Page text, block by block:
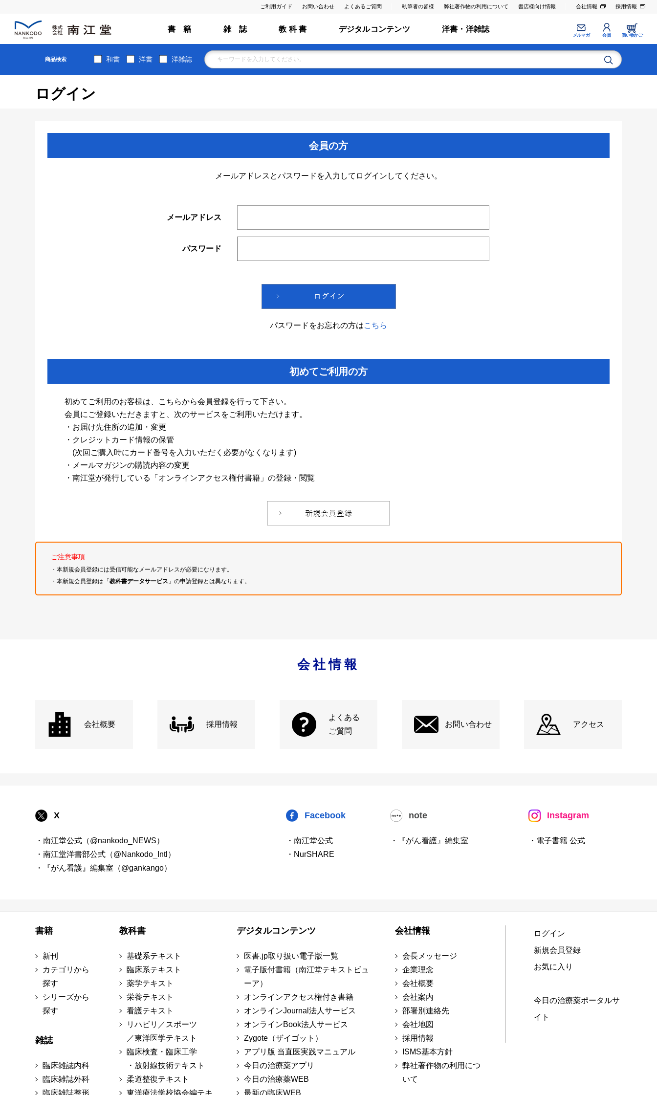
ご利用ガイド お問い合わせ よくあるご質問 執筆者の皆様 弊社著作物の利用について 書店様向け情報 会社情報 採用情報
書 籍 雑 誌 教 科 書 デジタルコンテンツ 洋書・洋雑誌
メルマガ 会員 買い物かご
商品検索 和書 洋書 洋雑誌
ログイン
会員の方
メールアドレスとパスワードを入力してログインしてください。
メールアドレス
パスワード
パスワードをお忘れの方はこちら
初めてご利用の方
初めてご利用のお客様は、こちらから会員登録を行って下さい。
会員にご登録いただきますと、次のサービスをご利用いただけます。
・お届け先住所の追加・変更
・クレジットカード情報の保管
(次回ご購入時にカード番号を入力いただく必要がなくなります)
・メールマガジンの購読内容の変更
・南江堂が発行している「オンラインアクセス権付書籍」の登録・閲覧
ご注意事項
・本新規会員登録には受信可能なメールアドレスが必要になります。
・本新規会員登録は「教科書データサービス 」の申請登録とは異なります。
会社情報
会社概要 採用情報
よくある
ご質問
お問い合わせ アクセス
X
・南江堂公式（@nankodo_NEWS）
・南江堂洋書部公式（@Nankodo_Intl）
・『がん看護』編集室（@gankango）
Facebook
・南江堂公式
・NurSHARE
note
・『がん看護』編集室
Instagram
・電子書籍 公式
書籍
新刊
カテゴリから
探す
シリーズから
探す
雑誌
臨床雑誌内科
臨床雑誌外科
臨床雑誌整形
教科書
基礎系テキスト
臨床系テキスト
薬学テキスト
栄養テキスト
看護テキスト
リハビリ／スポーツ
／東洋医学テキスト
臨床検査・臨床工学
・放射線技術テキスト
柔道整復テキスト
東洋療法学校協会編テキ
デジタルコンテンツ
医書.jp取り扱い電子版一覧
電子版付書籍（南江堂テキストビュ
ーア）
オンラインアクセス権付き書籍
オンラインJournal法人サービス
オンラインBook法人サービス
Zygote（ザイゴット）
アプリ版 当直医実践マニュアル
今日の治療薬アプリ
今日の治療薬WEB
最新の臨床WEB
会社情報
会長メッセージ
企業理念
会社概要
会社案内
部署別連絡先
会社地図
採用情報
ISMS基本方針
弊社著作物の利用につ
いて
ログイン
新規会員登録
お気に入り
今日の治療薬ポータルサ
イト